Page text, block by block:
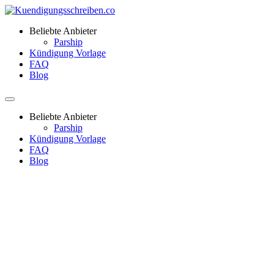
Beliebte Anbieter
Parship
Kündigung Vorlage
FAQ
Blog
Beliebte Anbieter
Parship
Kündigung Vorlage
FAQ
Blog